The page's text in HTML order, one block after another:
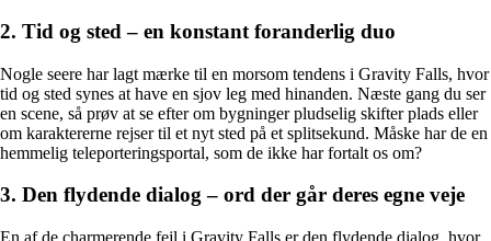
2. Tid og sted – en konstant foranderlig duo
Nogle seere har lagt mærke til en morsom tendens i Gravity Falls, hvor
tid og sted synes at have en sjov leg med hinanden. Næste gang du ser
en scene, så prøv at se efter om bygninger pludselig skifter plads eller
om karaktererne rejser til et nyt sted på et splitsekund. Måske har de en
hemmelig teleporteringsportal, som de ikke har fortalt os om?
3. Den flydende dialog – ord der går deres egne veje
En af de charmerende fejl i Gravity Falls er den flydende dialog, hvor